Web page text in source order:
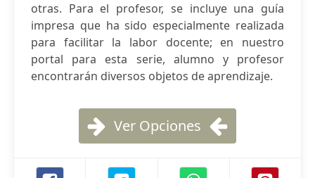
otras. Para el profesor, se incluye una guía
impresa que ha sido especialmente realizada
para facilitar la labor docente; en nuestro
portal para esta serie, alumno y profesor
encontrarán diversos objetos de aprendizaje.
Ver Opciones